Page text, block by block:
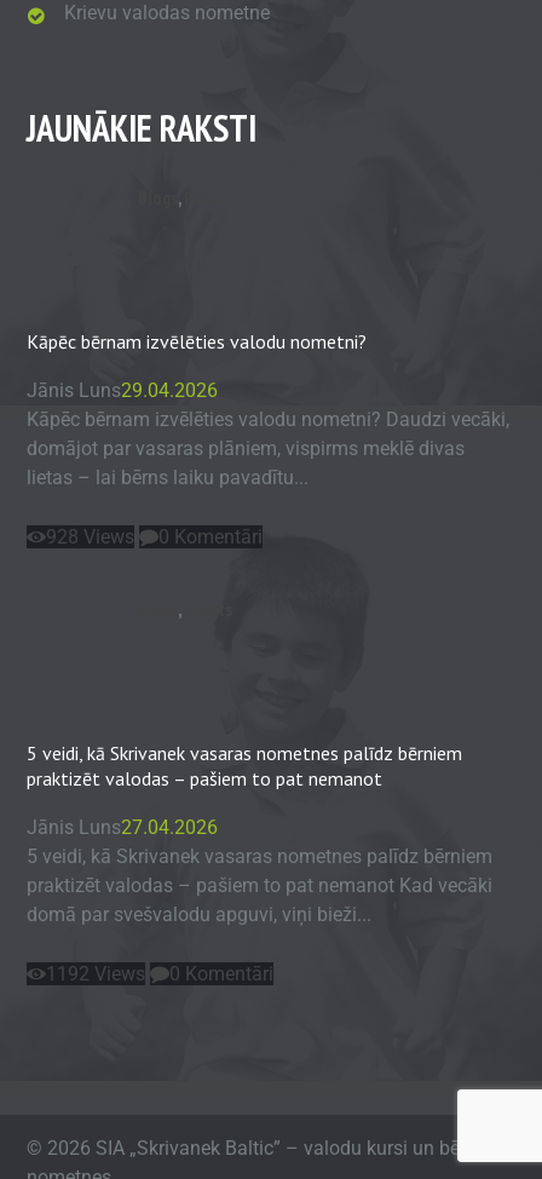
Krievu valodas nometne
JAUNĀKIE RAKSTI
,
Kāpēc bērnam izvēlēties valodu nometni?
Jānis Luns29.04.2026
Kāpēc bērnam izvēlēties valodu nometni? Daudzi vecāki,
domājot par vasaras plāniem, vispirms meklē divas
lietas – lai bērns laiku pavadītu...
928 Views 0 Komentāri
,
5 veidi, kā Skrivanek vasaras nometnes palīdz bērniem
praktizēt valodas – pašiem to pat nemanot
Jānis Luns27.04.2026
5 veidi, kā Skrivanek vasaras nometnes palīdz bērniem
praktizēt valodas – pašiem to pat nemanot Kad vecāki
domā par svešvalodu apguvi, viņi bieži...
1192 Views 0 Komentāri
© 2026 SIA „Skrivanek Baltic” – valodu kursi un bērnu